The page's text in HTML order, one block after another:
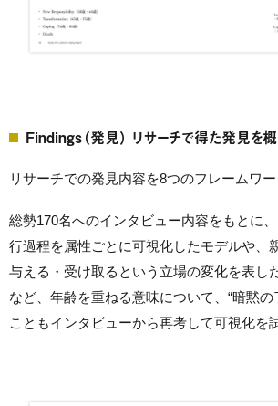
Findings（発見） リサーチで得た発見を
リサーチでの発見内容を8つのフレームワー
総勢170名へのインタビュー内容をもとに
行過程を属性ごとに可視化したモデルや、
与える・受け取るという立場の変化を表し
など、年齢を重ねる意味について、“暗黙の
こともインタビューから再考して可視化を